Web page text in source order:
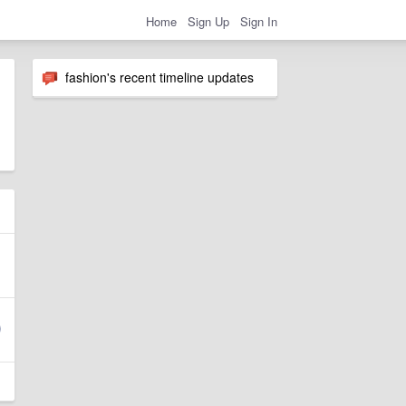
Home Sign Up Sign In
fashion's recent timeline updates